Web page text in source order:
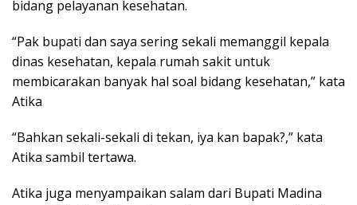
bidang pelayanan kesehatan.
“Pak bupati dan saya sering sekali memanggil kepala
dinas kesehatan, kepala rumah sakit untuk
membicarakan banyak hal soal bidang kesehatan,” kata
Atika
“Bahkan sekali-sekali di tekan, iya kan bapak?,” kata
Atika sambil tertawa.
Atika juga menyampaikan salam dari Bupati Madina